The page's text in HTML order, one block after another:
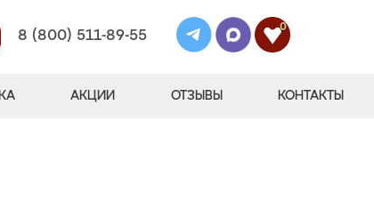
8 (800) 511-89-55
0
АКЦИИ ОТЗЫВЫ КОНТАКТЫ